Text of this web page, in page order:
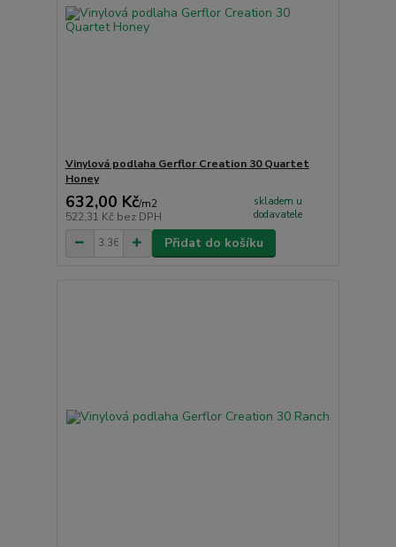
Vinylová podlaha Gerflor Creation 30 Quartet
Honey
632,00 Kč/m2
522,31 Kč bez DPH
skladem u
dodavatele
Přidat do košíku